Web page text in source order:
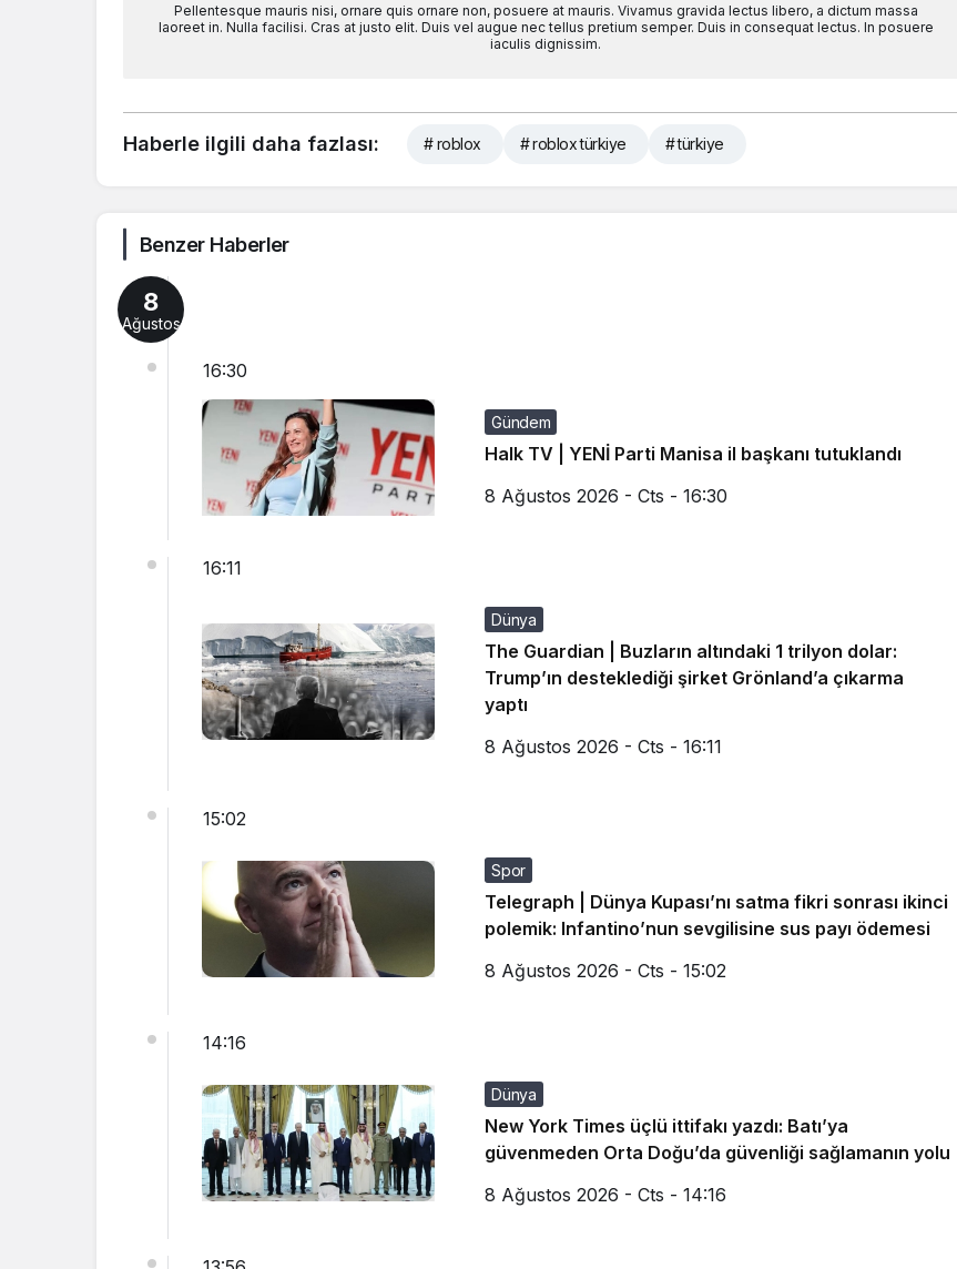
Pellentesque mauris nisi, ornare quis ornare non, posuere at mauris. Vivamus gravida lectus libero, a dictum massa
laoreet in. Nulla facilisi. Cras at justo elit. Duis vel augue nec tellus pretium semper. Duis in consequat lectus. In posuere
iaculis dignissim.
Haberle ilgili daha fazlası: # roblox # roblox türkiye # türkiye
Benzer Haberler
8
Ağustos
16:30
Gündem
Halk TV | YENİ Parti Manisa il başkanı tutuklandı
8 Ağustos 2026 - Cts - 16:30
16:11
Dünya
The Guardian | Buzların altındaki 1 trilyon dolar:
Trump’ın desteklediği şirket Grönland’a çıkarma
yaptı
8 Ağustos 2026 - Cts - 16:11
15:02
Spor
Telegraph | Dünya Kupası’nı satma fikri sonrası ikinci
polemik: Infantino’nun sevgilisine sus payı ödemesi
8 Ağustos 2026 - Cts - 15:02
14:16
Dünya
New York Times üçlü ittifakı yazdı: Batı’ya
güvenmeden Orta Doğu’da güvenliği sağlamanın yolu
8 Ağustos 2026 - Cts - 14:16